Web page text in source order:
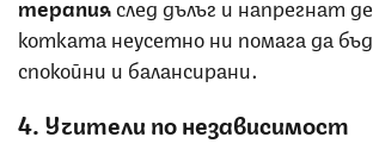
котката неусетно ни помага да
спокойни и балансирани.
4. Учители по независимост